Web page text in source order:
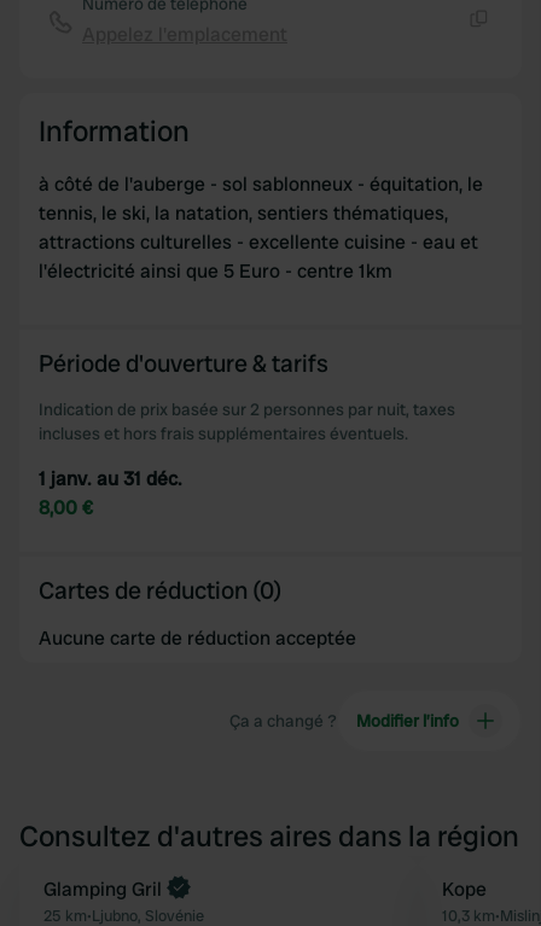
Information
à côté de l'auberge - sol sablonneux - équitation, le
tennis, le ski, la natation, sentiers thématiques,
attractions culturelles - excellente cuisine - eau et
l'électricité ainsi que 5 Euro - centre 1km
Période d'ouverture & tarifs
Indication de prix basée sur 2 personnes par nuit, taxes
incluses et hors frais supplémentaires éventuels.
1 janv. au 31 déc.
8,00 €
Cartes de réduction (0)
Aucune carte de réduction acceptée
Ça a changé ? Modifier l’info
Consultez d'autres aires dans la région
Préféré
Reserve maintenant
Glamping Gril
25 km•Ljubno, Slovénie
Kope
10,3 km•